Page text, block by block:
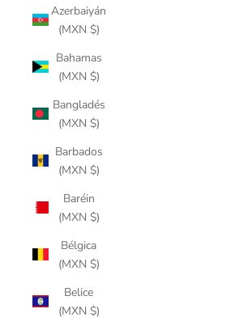
Azerbaiyán
(MXN $)
Bahamas
(MXN $)
Bangladés
(MXN $)
Barbados
(MXN $)
Baréin
(MXN $)
Bélgica
(MXN $)
Belice
(MXN $)